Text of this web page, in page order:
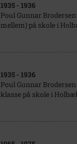
1935 - 1936
Poul Gunnar
mellem) på skole i
1935 - 1936
Poul Gunnar
klasse på skole i